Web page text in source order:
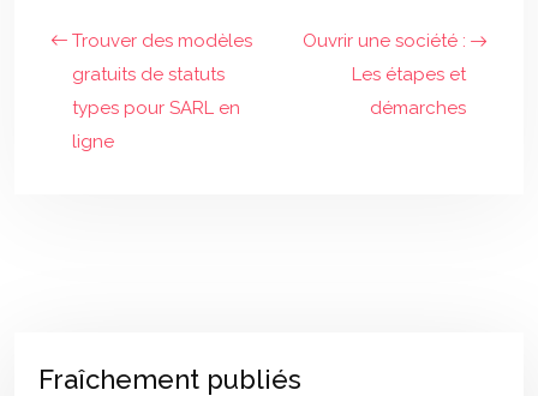
Trouver des modèles
gratuits de statuts
types pour SARL en
ligne
Ouvrir une société :
Les étapes et
démarches
Fraîchement publiés